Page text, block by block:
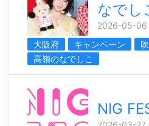
なでし
2026-05-06
大阪府
キャンペーン
高嶺のなでしこ
NIG